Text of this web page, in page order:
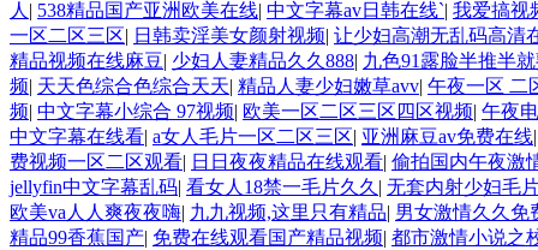
人 | 538精品国产亚洲欧美在线| 中文字幕av日韩在线`| 我爱搞视
一区二区三区| 日韩卖淫美女颜射视频| 让少妇高潮无乱码高清
精品视频在线麻豆| 少妇人妻精品久久888| 九色91露脸半推半
频| 天天色综合色综合天天| 精品人妻少妇嫩草avv| 午夜一区 二
频| 中文字幕小综合 97视频| 欧美一区二区三区四区视频| 午夜
中文字幕在线看| a女人毛片一区二区三区| 亚洲麻豆av免费在线
费视频一区二区观看| 日日夜夜精品在线观看| 偷拍国内午夜激
jellyfin中文字幕乱码| 看女人18禁一毛片久久 | 无套内射少妇毛
欧美va人人爽夜夜嗨| 九九视频,这里只有精品| 男女激情久久免
精品99香蕉国产| 免费在线观看国产精品视频| 都市激情小说之